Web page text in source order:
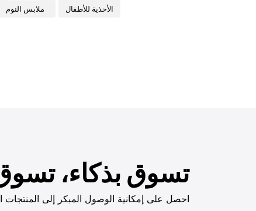
الأحذية للأطفال
ملابس النوم
تسوق بذكاء،
احصل على إمكانية الوصول المبكر إلى المنتجات